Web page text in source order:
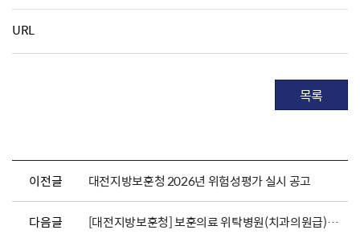
URL
목록
이전글 대전지방보훈청 2026년 위험성평가 실시 공고
다음글 [대전지방보훈청] 보훈의료 위탁병원(치과의원급)지정 재공고(충청남도 계룡시)